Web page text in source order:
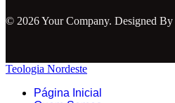
© 2026 Your Company. Designed By
Teologia Nordeste
Página Inicial